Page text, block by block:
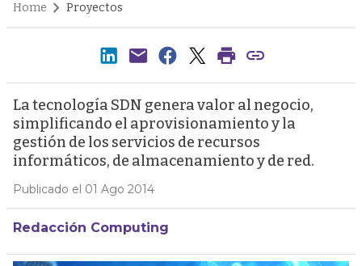
Home Proyectos
La tecnología SDN genera valor al negocio,
simplificando el aprovisionamiento y la
gestión de los servicios de recursos
informáticos, de almacenamiento y de red.
Publicado el 01 Ago 2014
Redacción Computing